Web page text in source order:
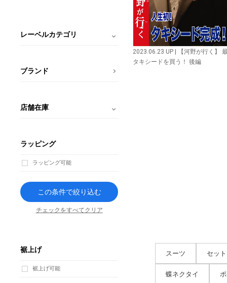
2023.06.23 UP | 【河野が行く】
タキシードを買う！ 後編
スーツ セッ
蝶ネクタイ
レーベルカテゴリ
ブランド
店舗在庫
ラッピング
ラッピング可能
この条件で絞り込む
チェックをすべてクリア
裾上げ
裾上げ可能